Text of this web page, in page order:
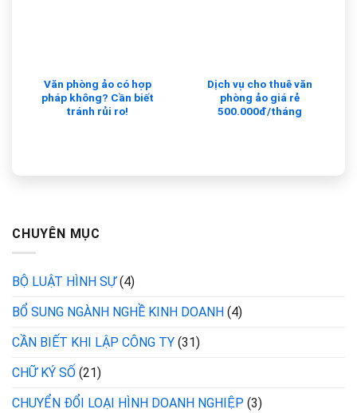
Văn phòng ảo có hợp
pháp không? Cần biết
tránh rủi ro!
Dịch vụ cho thuê văn
phòng ảo giá rẻ
500.000đ/tháng
CHUYÊN MỤC
BỘ LUẬT HÌNH SỰ(4)
BỔ SUNG NGÀNH NGHỀ KINH DOANH (4)
CẦN BIẾT KHI LẬP CÔNG TY (31)
CHỮ KÝ SỐ (21)
CHUYỂN ĐỔI LOẠI HÌNH DOANH NGHIỆP (3)